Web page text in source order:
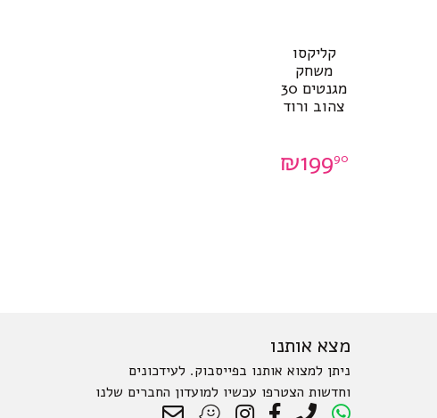
קליקסו
משחק
מגנטים 30
צהוב ורוד
₪19990
מצא אותנו
ניתן למצוא אותנו בפייסבוק. לעידכונים
וחדשות הצטרפו עכשיו למועדון החברים שלנו